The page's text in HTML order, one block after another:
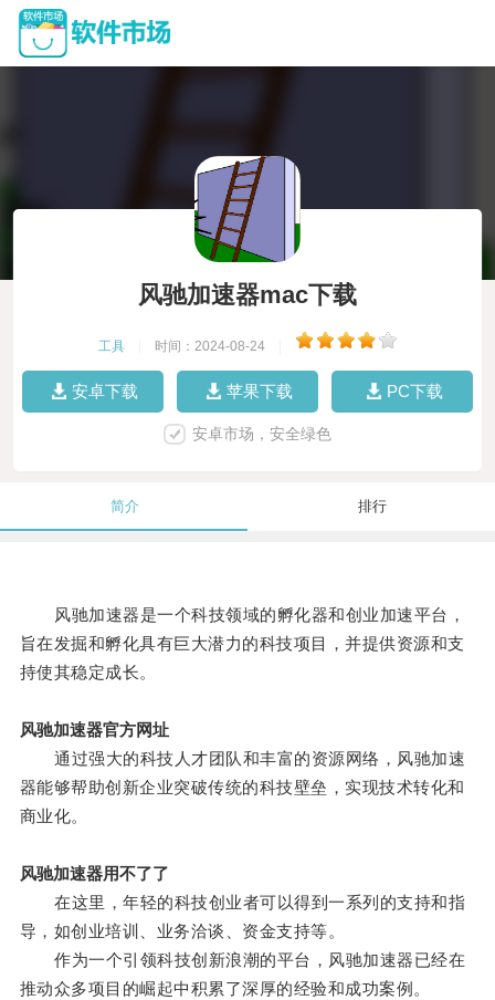
风驰加速器mac下载
工具 时间：2024-08-24
安卓下载 苹果下载 PC下载
安卓市场，安全绿色
简介 排行
风驰加速器是一个科技领域的孵化器和创业加速平台，
旨在发掘和孵化具有巨大潜力的科技项目，并提供资源和支
持使其稳定成长。
风驰加速器官方网址
通过强大的科技人才团队和丰富的资源网络，风驰加速
器能够帮助创新企业突破传统的科技壁垒，实现技术转化和
商业化。
风驰加速器用不了了
在这里，年轻的科技创业者可以得到一系列的支持和指
导，如创业培训、业务洽谈、资金支持等。
作为一个引领科技创新浪潮的平台，风驰加速器已经在
推动众多项目的崛起中积累了深厚的经验和成功案例。